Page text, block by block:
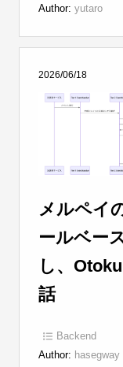
Author: yutaro
2026/06/18
メルペイ
ールベー
し、
話
Backend
Author: hasegway